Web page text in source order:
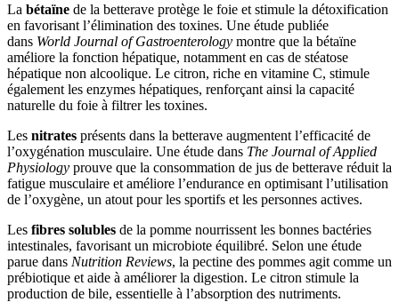
La bétaïne de la betterave protège le foie et stimule la détoxification
en favorisant l’élimination des toxines. Une étude publiée
dans World Journal of Gastroenterology montre que la bétaïne
améliore la fonction hépatique, notamment en cas de stéatose
hépatique non alcoolique. Le citron, riche en vitamine C, stimule
également les enzymes hépatiques, renforçant ainsi la capacité
naturelle du foie à filtrer les toxines.
Les nitrates présents dans la betterave augmentent l’efficacité de
l’oxygénation musculaire. Une étude dans The Journal of Applied
Physiology prouve que la consommation de jus de betterave réduit la
fatigue musculaire et améliore l’endurance en optimisant l’utilisation
de l’oxygène, un atout pour les sportifs et les personnes actives.
Les fibres solubles de la pomme nourrissent les bonnes bactéries
intestinales, favorisant un microbiote équilibré. Selon une étude
parue dans Nutrition Reviews, la pectine des pommes agit comme un
prébiotique et aide à améliorer la digestion. Le citron stimule la
production de bile, essentielle à l’absorption des nutriments.